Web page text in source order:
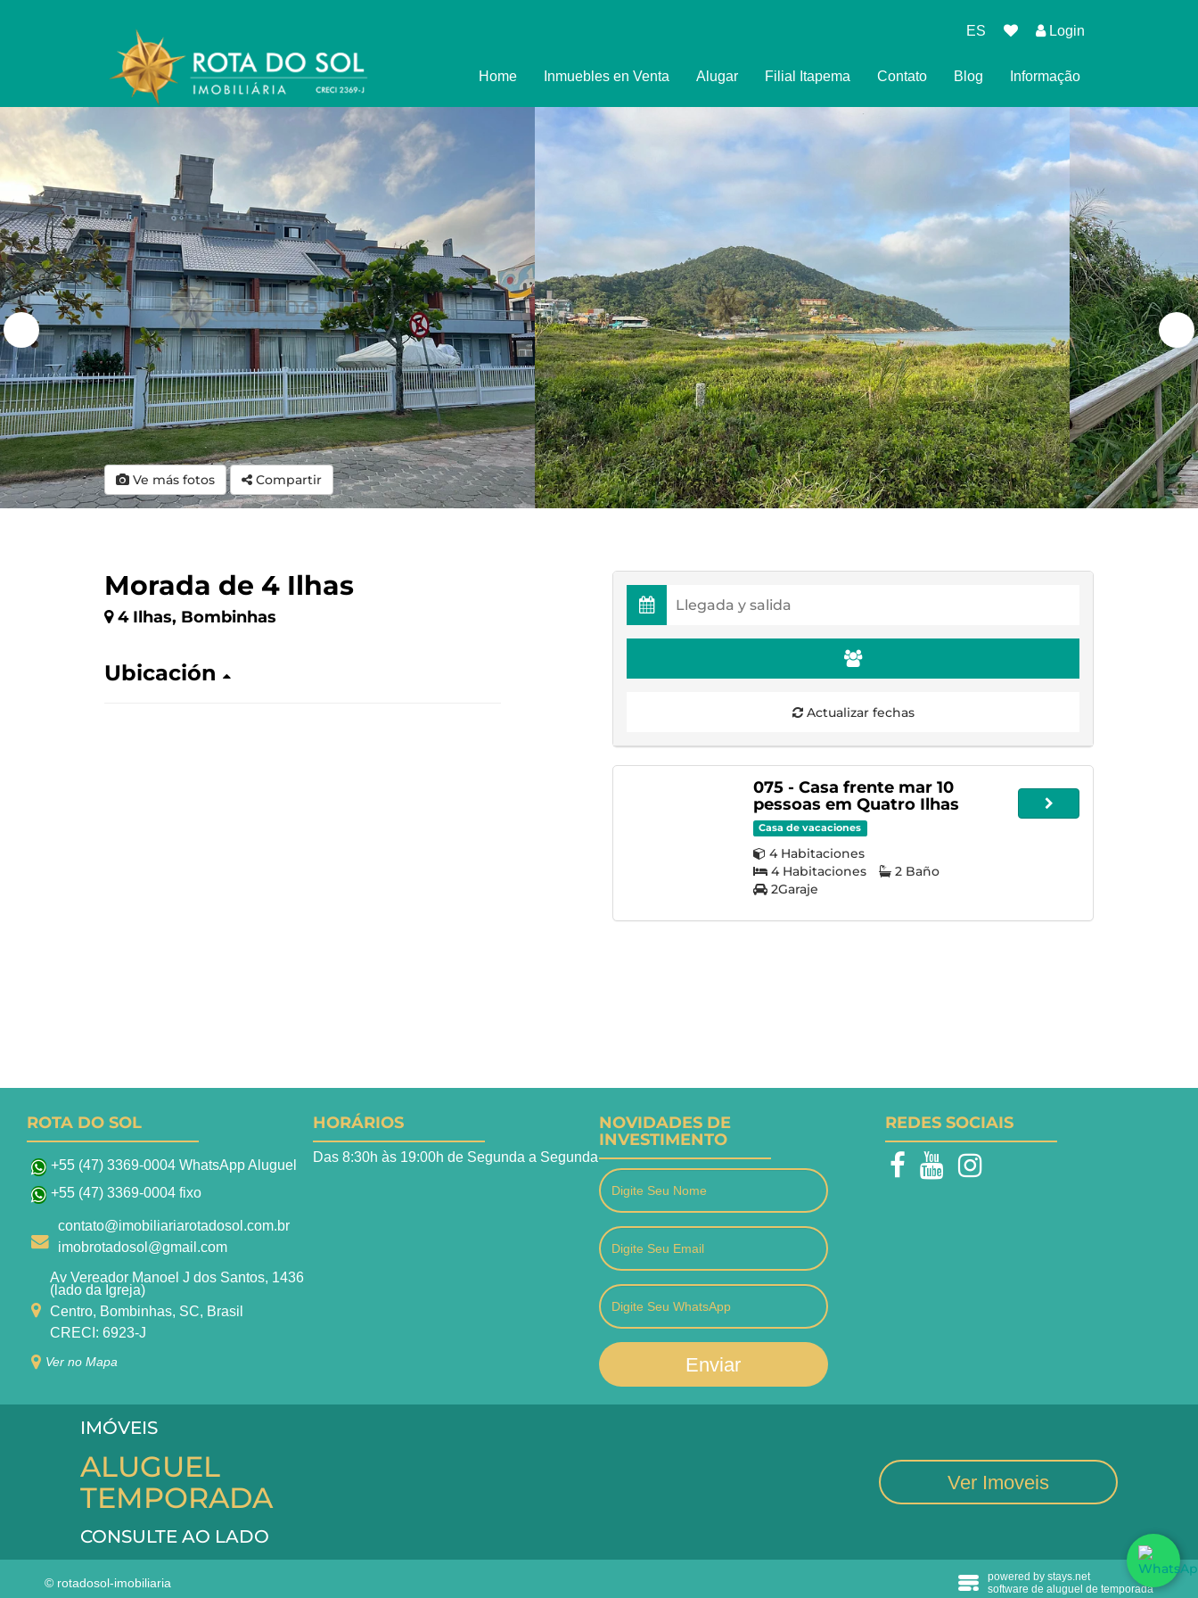
ES Login
Home Inmuebles en Venta Alugar
Imóveis
Formulário de Reserva
Promoções
Política de Privacidade
Filial Itapema Contato Blog Informação
Ve más fotos Compartir
Morada de 4 Ilhas
4 Ilhas, Bombinhas
Ubicación
Actualizar fechas
075 - Casa frente mar 10
pessoas em Quatro Ilhas
Casa de vacaciones
4 Habitaciones
4 Habitaciones
2 Baño
2Garaje
ROTA DO SOL
+55 (47) 3369-0004 WhatsApp Aluguel
+55 (47) 3369-0004 fixo
contato@imobiliariarotadosol.com.br
imobrotadosol@gmail.com
Av Vereador Manoel J dos Santos, 1436
(lado da Igreja)
Centro, Bombinhas, SC, Brasil
CRECI: 6923-J
Ver no Mapa
HORÁRIOS
Das 8:30h às 19:00h de Segunda a Segunda
NOVIDADES DE
INVESTIMENTO
Enviar
REDES SOCIAIS
IMÓVEIS
ALUGUEL
TEMPORADA
CONSULTE AO LADO
Ver Imoveis
© rotadosol-imobiliaria
powered by stays.net
software de aluguel de temporada